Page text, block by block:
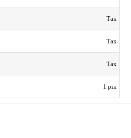
Так
Так
Так
1 рік